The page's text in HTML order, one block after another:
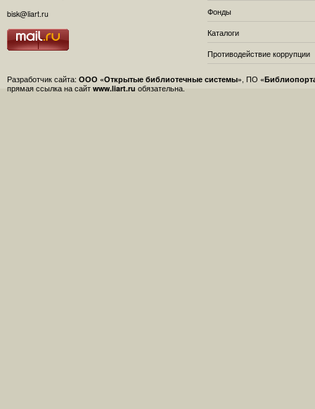
bisk@liart.ru
Фонды
Каталоги
Противодействие коррупции
Разработчик сайта: ООО «Открытые библиотечные системы», ПО
прямая ссылка на сайт www.liart.ru обязательна.